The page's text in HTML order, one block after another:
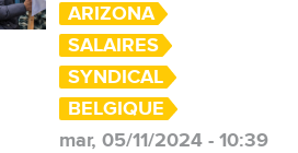
ARIZONA
SALAIRES
SYNDICAL
BELGIQUE
mar, 05/11/2024 - 10:39